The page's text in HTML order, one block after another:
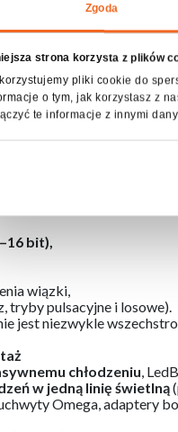
Zgoda
strona korzysta z plików
pliki cookie do
o tym, jak korzystasz z
te informacje z innymi
i wydajny LED Bar
Bar o mocy 400W ,
pełną paletę barw oraz
20 pikselami
bit),
wiązki,
tryby pulsacyjne i losowe).
jest niezwykle
chłodzeniu ,
w jedną linię świetlną
Omega, adaptery